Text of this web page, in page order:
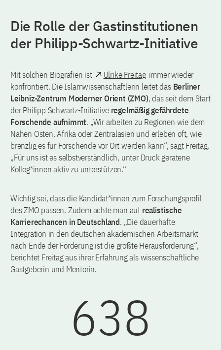
Die Rolle der Gastinstitutionen
der Philipp-Schwartz-Initiative
Mit solchen Biografien ist Ulrike Freitag immer wieder
konfrontiert. Die Islamwissenschaftlerin leitet das Berliner
Leibniz-Zentrum Moderner Orient (ZMO), das seit dem Start
der Philipp Schwartz-Initiative regelmäßig gefährdete
Forschende aufnimmt. „Wir arbeiten zu Regionen wie dem
Nahen Osten, Afrika oder Zentralasien und erleben oft, wie
brenzlig es für Forschende vor Ort werden kann“, sagt Freitag.
„Für uns ist es selbstverständlich, unter Druck geratene
Kolleg*innen aktiv zu unterstützen.“
Wichtig sei, dass die Kandidat*innen zum Forschungsprofil
des ZMO passen. Zudem achte man auf realistische
Karrierechancen in Deutschland. „Die dauerhafte
Integration in den deutschen akademischen Arbeitsmarkt
nach Ende der Förderung ist die größte Herausforderung“,
berichtet Freitag aus ihrer Erfahrung als wissenschaftliche
Gastgeberin und Mentorin.
638